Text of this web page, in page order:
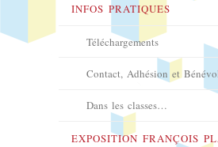
INFOS PRATIQUES
Téléchargements
Contact, Adhésion et
Dans les classes…
EXPOSITION FRANÇOIS